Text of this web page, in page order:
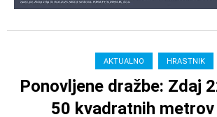
AKTUALNO HRASTNIK
Ponovljene dražbe: Zdaj
50 kvadratnih